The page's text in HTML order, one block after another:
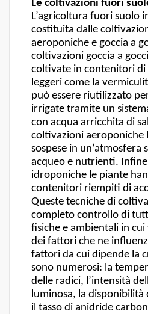
Le coltivazioni fuori
L’agricoltura fuori suolo
costituita dalle
aeroponiche e goccia a
coltivazioni goccia a
coltivate in contenitori
leggeri come la
può essere riutilizzato
irrigate tramite un
con acqua arricchita di
coltivazioni aeroponiche
sospese in un’atmosfera
acqueo e nutrienti.
idroponiche le piante
contenitori riempiti di
Queste tecniche di
completo controllo di
fisiche e ambientali in
dei fattori che ne
fattori da cui dipende la
sono numerosi: la
delle radici, l’intensità
luminosa, la
il tasso di anidride